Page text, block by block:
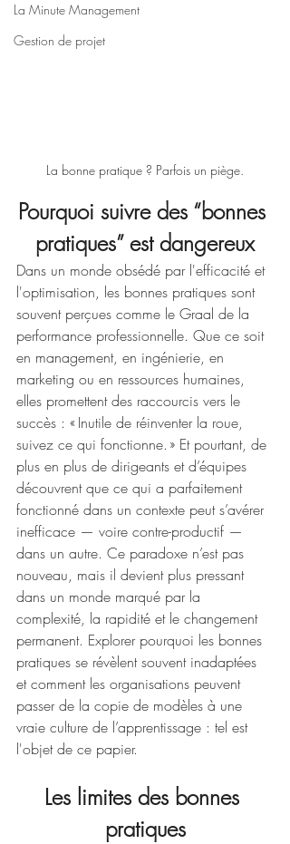
La Minute Management
Gestion de projet
La bonne pratique ? Parfois un piège.
Pourquoi suivre des “bonnes
pratiques” est dangereux
Dans un monde obsédé par l'efficacité et
l'optimisation, les bonnes pratiques sont
souvent perçues comme le Graal de la
performance professionnelle. Que ce soit
en management, en ingénierie, en
marketing ou en ressources humaines,
elles promettent des raccourcis vers le
succès : « Inutile de réinventer la roue,
suivez ce qui fonctionne. » Et pourtant, de
plus en plus de dirigeants et d’équipes
découvrent que ce qui a parfaitement
fonctionné dans un contexte peut s’avérer
inefficace — voire contre-productif —
dans un autre. Ce paradoxe n’est pas
nouveau, mais il devient plus pressant
dans un monde marqué par la
complexité, la rapidité et le changement
permanent. Explorer pourquoi les bonnes
pratiques se révèlent souvent inadaptées
et comment les organisations peuvent
passer de la copie de modèles à une
vraie culture de l’apprentissage : tel est
l'objet de ce papier.
Les limites des bonnes
pratiques